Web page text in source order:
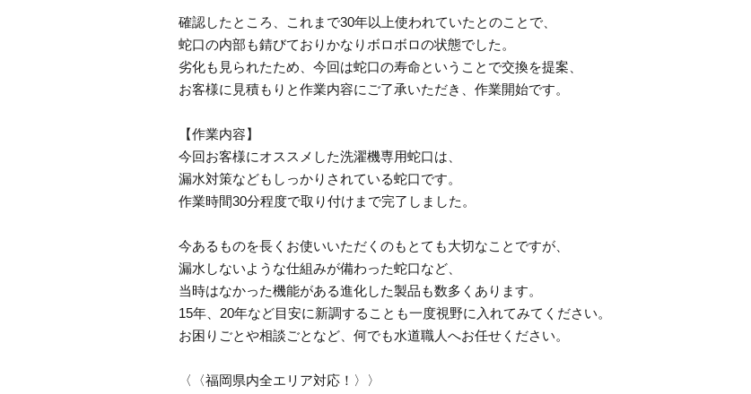
確認したところ、これまで30年以上使われていたとのことで、
蛇口の内部も錆びておりかなりボロボロの状態でした。
劣化も見られたため、今回は蛇口の寿命ということで交換を提案、
お客様に見積もりと作業内容にご了承いただき、作業開始です。
【作業内容】
今回お客様にオススメした洗濯機専用蛇口は、
漏水対策などもしっかりされている蛇口です。
作業時間30分程度で取り付けまで完了しました。
今あるものを長くお使いいただくのもとても大切なことですが、
漏水しないような仕組みが備わった蛇口など、
当時はなかった機能がある進化した製品も数多くあります。
15年、20年など目安に新調することも一度視野に入れてみてください。
お困りごとや相談ごとなど、何でも水道職人へお任せください。
〈〈福岡県内全エリア対応！〉〉